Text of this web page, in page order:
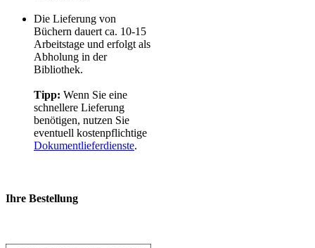
Die Lieferung von
Büchern dauert ca. 10-15
Arbeitstage und erfolgt als
Abholung in der
Bibliothek.
Tipp: Wenn Sie eine
schnellere Lieferung
benötigen, nutzen Sie
eventuell kostenpflichtige
Dokumentlieferdienste.
Ihre Bestellung